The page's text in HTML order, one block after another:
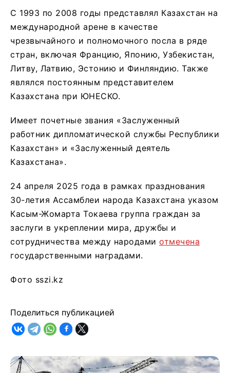
С 1993 по 2008 годы представлял Казахстан на
международной арене в качестве
чрезвычайного и полномочного посла в ряде
стран, включая Францию, Японию, Узбекистан,
Литву, Латвию, Эстонию и Финляндию. Также
являлся постоянным представителем
Казахстана при ЮНЕСКО.
Имеет почетные звания «Заслуженный
работник дипломатической службы Республики
Казахстан» и «Заслуженный деятель
Казахстана».
24 апреля 2025 года в рамках празднования
30-летия Ассамблеи народа Казахстана указом
Касым-Жомарта Токаева группа граждан за
заслуги в укреплении мира, дружбы и
сотрудничества между народами отмечена
государственными наградами.
Фото sszi.kz
Поделиться публикацией